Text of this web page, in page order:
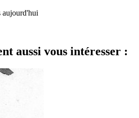
aujourd'hui
aussi vous intéresser :